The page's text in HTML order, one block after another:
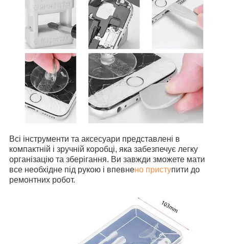
Всі інструменти та аксесуари представлені в
компактній і зручній коробці, яка забезпечує легку
організацію та зберігання. Ви завжди зможете мати
все необхідне під рукою і впевнено приступити до
ремонтних робот.